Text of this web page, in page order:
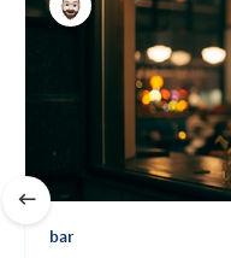
bar